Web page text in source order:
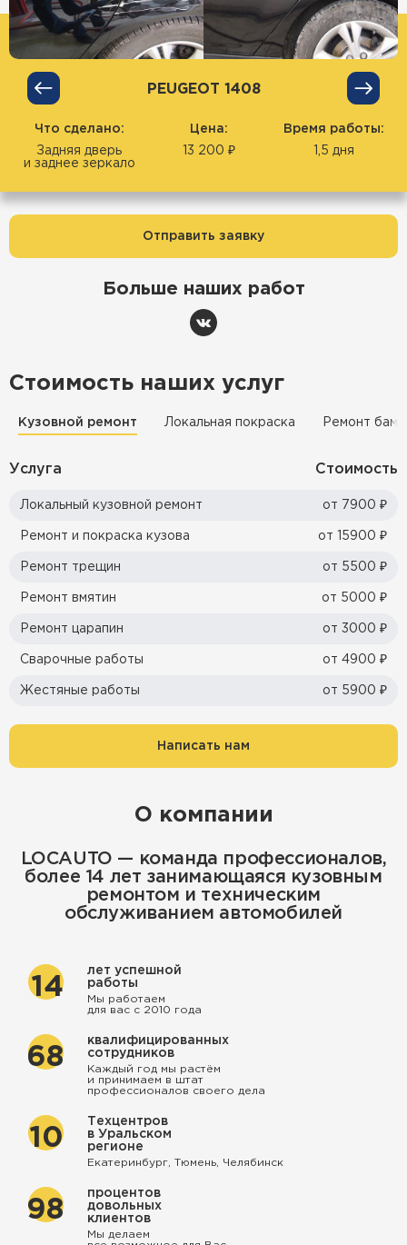
PEUGEOT 1408
Что сделано:
Задняя дверь
и заднее зеркало
Цена:
13 200 ₽
Время работы:
1,5 дня
Отправить заявку
Больше наших работ
Стоимость наших услуг
Кузовной ремонт Локальная покраска Ремонт
Услуга Стоимость
Локальный кузовной ремонт от 7900 ₽
Ремонт и покраска кузова от 15900 ₽
Ремонт трещин от 5500 ₽
Ремонт вмятин от 5000 ₽
Ремонт царапин от 3000 ₽
Сварочные работы от 4900 ₽
Жестяные работы от 5900 ₽
Написать нам
О компании
LOCAUTO — команда профессионалов,
более 14 лет занимающаяся кузовным
ремонтом и техническим
обслуживанием автомобилей
14
лет успешной
работы
Мы работаем
для вас с 2010 года
68
квалифицированных
сотрудников
Каждый год мы растём
и принимаем в штат
профессионалов своего дела
10
Техцентров
в Уральском
регионе
Екатеринбург, Тюмень, Челябинск
98
процентов
довольных
клиентов
Мы делаем